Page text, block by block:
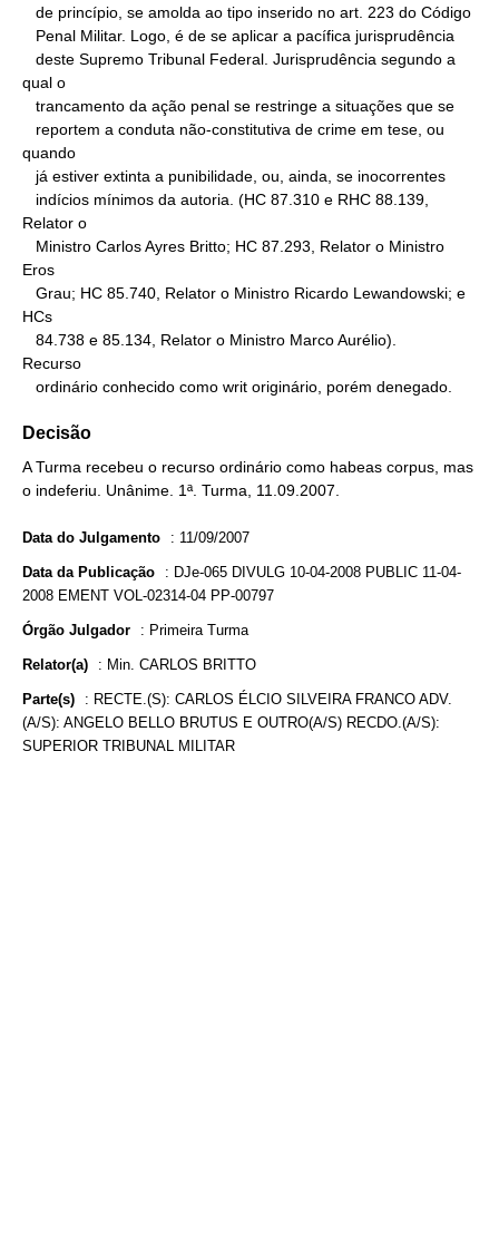
qual o
quando
Relator o
Eros
HCs
Recurso
   ordinário conhecido como writ originário, porém denegado.
Decisão
A Turma recebeu o recurso ordinário como habeas corpus, mas
o indeferiu. Unânime. 1ª. Turma, 11.09.2007.
Data do Julgamento : 11/09/2007
Data da Publicação : DJe-065 DIVULG 10-04-2008 PUBLIC 11-04-
2008 EMENT VOL-02314-04 PP-00797
Órgão Julgador : Primeira Turma
Relator(a) : Min. CARLOS BRITTO
Parte(s) : RECTE.(S): CARLOS ÉLCIO SILVEIRA FRANCO ADV.
(A/S): ANGELO BELLO BRUTUS E OUTRO(A/S) RECDO.(A/S):
SUPERIOR TRIBUNAL MILITAR